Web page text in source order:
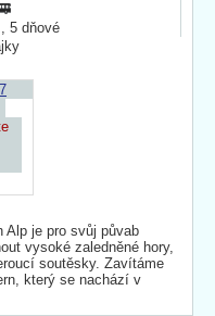
5 dňové
je pro svůj půvab
vysoké zaledněné hory,
soutěsky. Zavítáme
který se nachází v